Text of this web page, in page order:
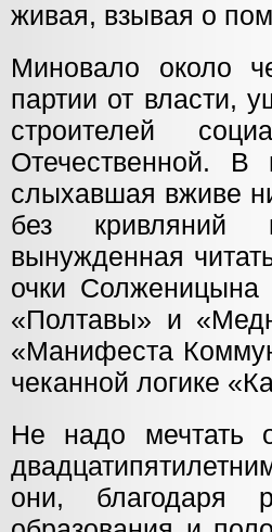
живая, взывая о
Миновало около
партии от власти,
строителей
Отечественной.
слыхавшая вживе
без кривляний
вынужденная
очки Солженицына
«Полтавы» и
«Манифеста
чеканной логике
Не надо мечтать
они, благодаря